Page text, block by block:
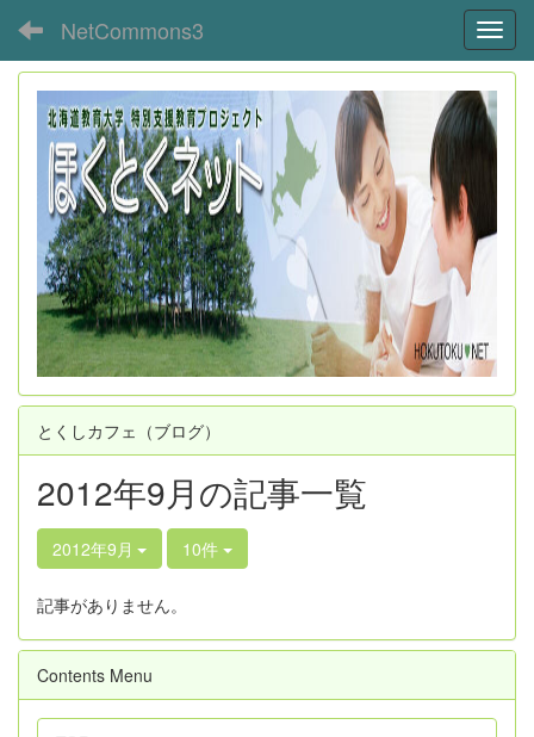
NetCommons3
とくしカフェ（ブログ）
2012年9月の記事一覧
2012年9月 10件
記事がありません。
Contents Menu